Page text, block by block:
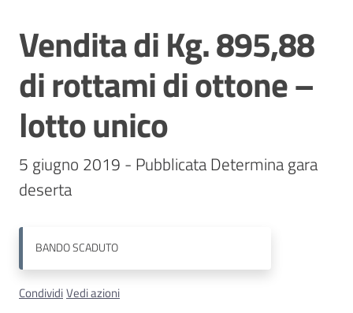
Stazioni
appaltanti
Contatti
Salta al contenuto
Vendita di Kg. 895,88
di rottami di ottone –
lotto unico
5 giugno 2019 - Pubblicata Determina gara
BANDOSCADUTO
CondividiVedi azioni